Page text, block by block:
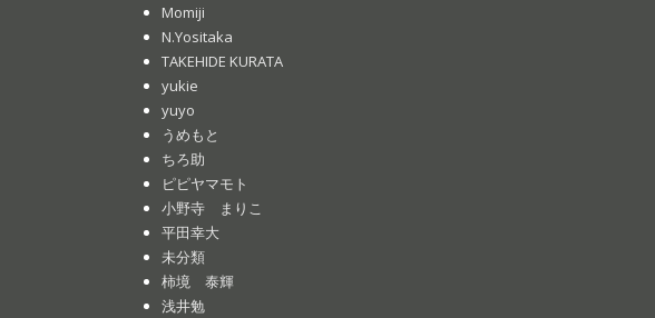
Momiji
N.Yositaka
TAKEHIDE KURATA
yukie
yuyo
うめもと
ちろ助
ピピヤマモト
小野寺 まりこ
平田幸大
未分類
柿境 泰輝
浅井勉